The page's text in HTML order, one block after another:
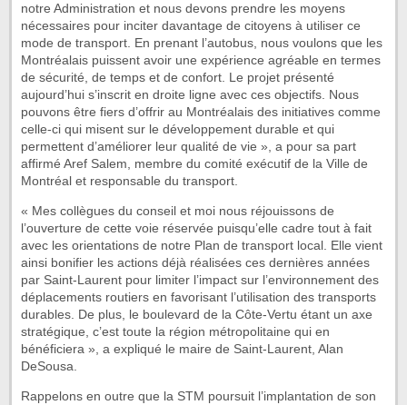
notre Administration et nous devons prendre les moyens
nécessaires pour inciter davantage de citoyens à utiliser ce
mode de transport. En prenant l’autobus, nous voulons que les
Montréalais puissent avoir une expérience agréable en termes
de sécurité, de temps et de confort. Le projet présenté
aujourd’hui s’inscrit en droite ligne avec ces objectifs. Nous
pouvons être fiers d’offrir au Montréalais des initiatives comme
celle-ci qui misent sur le développement durable et qui
permettent d’améliorer leur qualité de vie », a pour sa part
affirmé Aref Salem, membre du comité exécutif de la Ville de
Montréal et responsable du transport.
« Mes collègues du conseil et moi nous réjouissons de
l’ouverture de cette voie réservée puisqu’elle cadre tout à fait
avec les orientations de notre Plan de transport local. Elle vient
ainsi bonifier les actions déjà réalisées ces dernières années
par Saint-Laurent pour limiter l’impact sur l’environnement des
déplacements routiers en favorisant l’utilisation des transports
durables. De plus, le boulevard de la Côte-Vertu étant un axe
stratégique, c’est toute la région métropolitaine qui en
bénéficiera », a expliqué le maire de Saint-Laurent, Alan
DeSousa.
Rappelons en outre que la STM poursuit l’implantation de son